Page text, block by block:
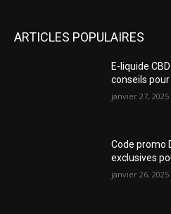
ARTICLES POPULAIRES
E-liquide
conseils
janvier 27, 2025
Code promo
exclusives
janvier 26, 2025